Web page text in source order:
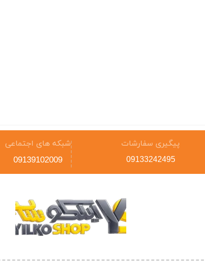
پیگیری سفارشات
09133242495
شبکه های اجتماعی
09139102009